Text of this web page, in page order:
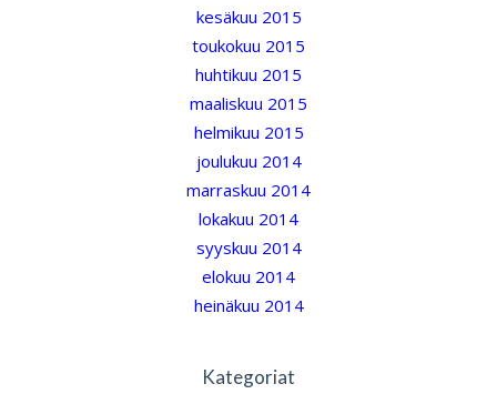
kesäkuu 2015
toukokuu 2015
huhtikuu 2015
maaliskuu 2015
helmikuu 2015
joulukuu 2014
marraskuu 2014
lokakuu 2014
syyskuu 2014
elokuu 2014
heinäkuu 2014
Kategoriat